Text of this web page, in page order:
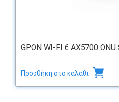
GPON WI-FI 6 AX5700 ONU
Προσθήκη στο καλάθι